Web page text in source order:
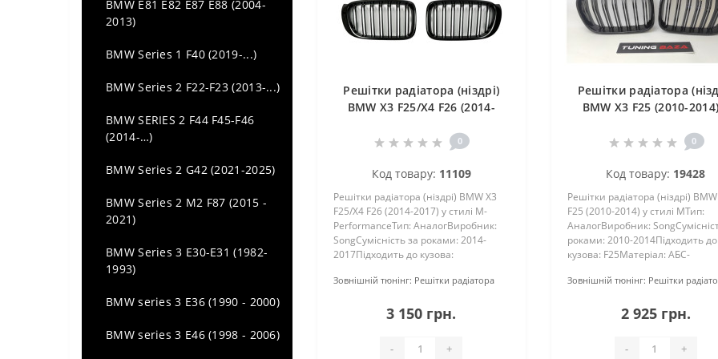
Audi A5 (2007 - 2016)
Audi A5 (2016 - ...)
Audi A6 (C7) (2011 - ...)
Audi A6 C6 (2004 - 2011)
Audi Q3 (2011 - 2018)
Audi Q5 (2008 - 2018)
BMW E81 E82 E87 E88 (2004-
2013)
BMW Series 1 F40 (2019-...)
BMW Series 2 F22-F23 (2013-...)
BMW SERIES 2 F44 F45-F46
(2014-…)
BMW Series 2 G42 (2021-2025)
BMW Series 2 M2 F87 (2015 -
2021)
BMW Series 3 E30-E31 (1982-
1993)
BMW series 3 E36 (1990 - 2000)
BMW series 3 E46 (1998 - 2006)
Решітки радіатора (ніздрі)
BMW X3 F25/X4 F26 (2014-
0
Код товару: 11109
Решітки радіатора (ніздрі) BMW X3
F25/X4 F26 (2014-2017) у стилі M-
PerformanceТип: АналогВиробник:
SongСумісність за роками: 2014-
2017Підходить до кузова:
пластикФарбування: Не потребує
встановлення..
Зовнішній тюнінг: Решітки радіатора
3 150 грн.
- +
Решітки радіатора
BMW X3 F25 (2010-
0
Код товару: 19428
Решітки радіатора (ніздрі)
F25 (2010-2014) у стилі MТип:
АналогВиробник:
роками: 2010-2014Підходить до
кузова: F25Матеріал: АБС-
фарбування (чорний
місцяКомплек..
Зовнішній тюнінг: Решітки
2 925 грн.
- +